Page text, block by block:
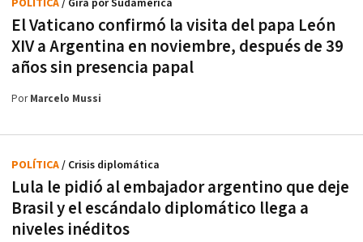
El Vaticano confirmó la visita del papa León
XIV a Argentina en noviembre, después de 39
años sin presencia papal
POLÍTICA/ Gira por Sudamérica
PorMarcelo Mussi
Lula le pidió al embajador argentino que deje
Brasil y el escándalo diplomático llega a
niveles inéditos
POLÍTICA/ Crisis diplomática